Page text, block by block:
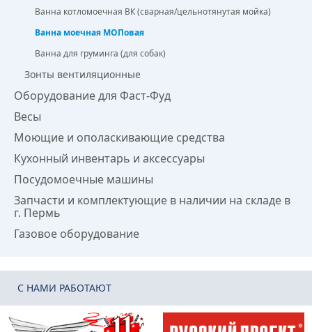
Ванна котломоечная ВК (сварная/цельнотянутая мойка)
Ванна моечная МОПовая
Ванна для груминга (для собак)
Зонты вентиляционные
Оборудование для Фаст-Фуд
Весы
Моющие и ополаскивающие средства
Кухонный инвентарь и аксессуары
Посудомоечные машины
Запчасти и комплектующие в наличии на складе в
г. Пермь
Газовое оборудование
C НАМИ РАБОТАЮТ